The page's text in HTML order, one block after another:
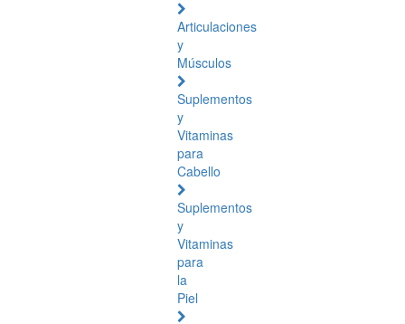
Articulaciones
y
Músculos
Suplementos
y
Vitaminas
para
Cabello
Suplementos
y
Vitaminas
para
la
Piel